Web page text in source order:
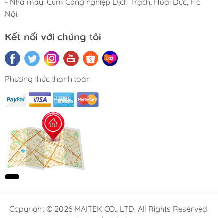
- Nhà máy: Cụm Công nghiệp Dịch Trạch, Hoài Đức, Hà
Nội.
Kết nối với chúng tôi
Phương thức thanh toán
Copyright © 2026 MAITEK CO., LTD. All Rights Reserved.